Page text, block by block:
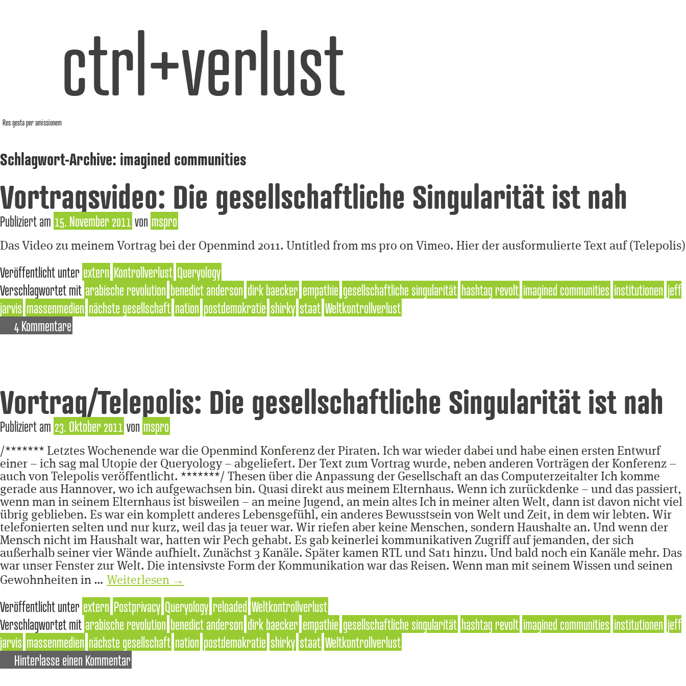
ctrl+verlust
Res gesta per amissionem
Schlagwort-Archive: imagined communities
Vortragsvideo: Die gesellschaftliche Singularität ist nah
Publiziert am 15. November 2011 von mspro
Das Video zu meinem Vortrag bei der Openmind 2011. Untitled from ms pro on Vimeo. Hier der ausformulierte Text auf (Telepolis)
Veröffentlicht unter extern Kontrollverlust Queryology
Verschlagwortet mit arabische revolution benedict anderson dirk baecker empathie gesellschaftliche singularität hashtag revolt imagined communities institutionen jeff
jarvis massenmedien nächste gesellschaft nation postdemokratie shirky staat Weltkontrollverlust
4 Kommentare
Vortrag/Telepolis: Die gesellschaftliche Singularität ist nah
Publiziert am 23. Oktober 2011 von mspro
/******* Letztes Wochenende war die Openmind Konferenz der Piraten. Ich war wieder dabei und habe einen ersten Entwurf
einer – ich sag mal Utopie der Queryology – abgeliefert. Der Text zum Vortrag wurde, neben anderen Vorträgen der Konferenz –
auch von Telepolis veröffentlicht. *******/ Thesen über die Anpassung der Gesellschaft an das Computerzeitalter Ich komme
gerade aus Hannover, wo ich aufgewachsen bin. Quasi direkt aus meinem Elternhaus. Wenn ich zurückdenke – und das passiert,
wenn man in seinem Elternhaus ist bisweilen – an meine Jugend, an mein altes Ich in meiner alten Welt, dann ist davon nicht viel
übrig geblieben. Es war ein komplett anderes Lebensgefühl, ein anderes Bewusstsein von Welt und Zeit, in dem wir lebten. Wir
telefonierten selten und nur kurz, weil das ja teuer war. Wir riefen aber keine Menschen, sondern Haushalte an. Und wenn der
Mensch nicht im Haushalt war, hatten wir Pech gehabt. Es gab keinerlei kommunikativen Zugriff auf jemanden, der sich
außerhalb seiner vier Wände aufhielt. Zunächst 3 Kanäle. Später kamen RTL und Sat1 hinzu. Und bald noch ein Kanäle mehr. Das
war unser Fenster zur Welt. Die intensivste Form der Kommunikation war das Reisen. Wenn man mit seinem Wissen und seinen
Gewohnheiten in … Weiterlesen →
Veröffentlicht unter extern Postprivacy Queryology reloaded Weltkontrollverlust
Verschlagwortet mit arabische revolution benedict anderson dirk baecker empathie gesellschaftliche singularität hashtag revolt imagined communities institutionen jeff
jarvis massenmedien nächste gesellschaft nation postdemokratie shirky staat Weltkontrollverlust
Hinterlasse einen Kommentar